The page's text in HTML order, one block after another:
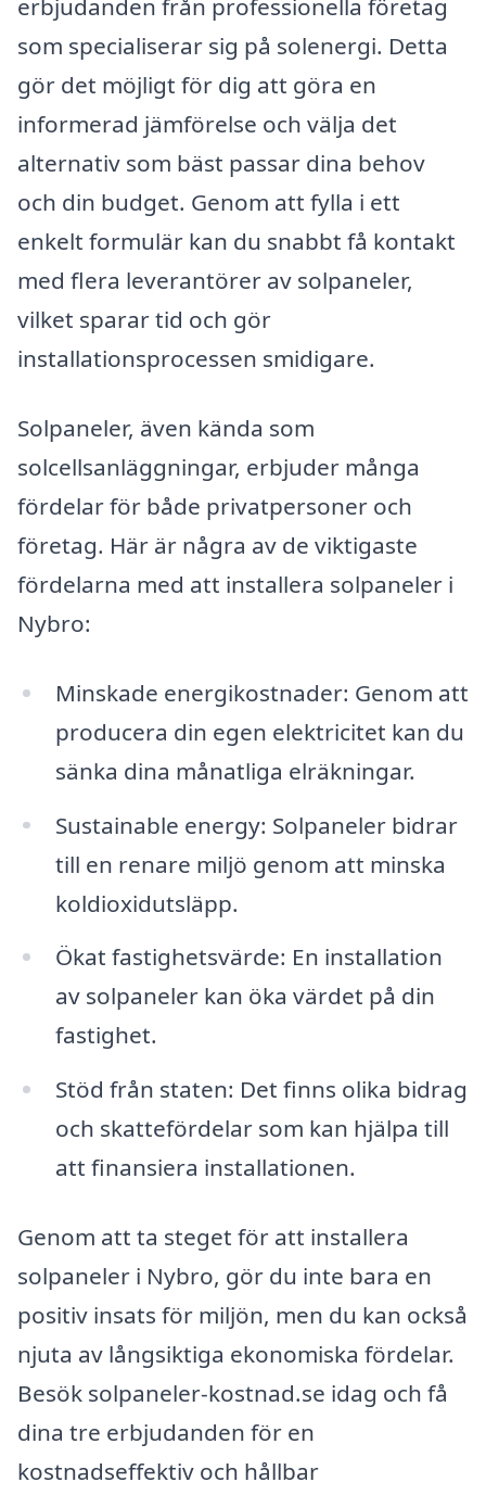
erbjudanden från professionella företag
som specialiserar sig på solenergi. Detta
gör det möjligt för dig att göra en
informerad jämförelse och välja det
alternativ som bäst passar dina behov
och din budget. Genom att fylla i ett
enkelt formulär kan du snabbt få kontakt
med flera leverantörer av solpaneler,
vilket sparar tid och gör
installationsprocessen smidigare.
Solpaneler, även kända som
solcellsanläggningar, erbjuder många
fördelar för både privatpersoner och
företag. Här är några av de viktigaste
fördelarna med att installera solpaneler i
Nybro:
Minskade energikostnader: Genom att
producera din egen elektricitet kan du
sänka dina månatliga elräkningar.
Sustainable energy: Solpaneler bidrar
till en renare miljö genom att minska
koldioxidutsläpp.
Ökat fastighetsvärde: En installation
av solpaneler kan öka värdet på din
fastighet.
Stöd från staten: Det finns olika bidrag
och skattefördelar som kan hjälpa till
att finansiera installationen.
Genom att ta steget för att installera
solpaneler i Nybro, gör du inte bara en
positiv insats för miljön, men du kan också
njuta av långsiktiga ekonomiska fördelar.
Besök solpaneler-kostnad.se idag och få
dina tre erbjudanden för en
kostnadseffektiv och hållbar